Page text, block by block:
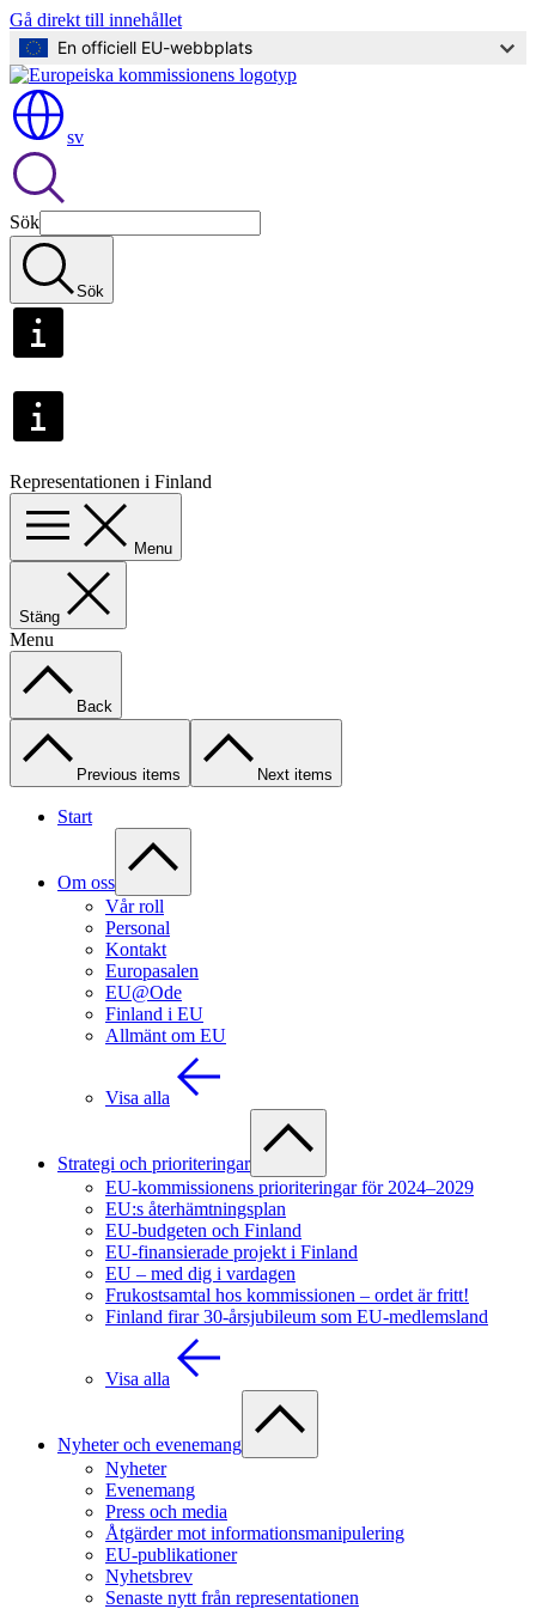
Gå direkt till innehållet
En officiell EU-webbplats
sv
Sök
Sök
Representationen i Finland
Menu
Stäng
Menu
Back
Previous items Next items
Start
Om oss
Vår roll
Personal
Kontakt
Europasalen
EU@Ode
Finland i EU
Allmänt om EU
Visa alla
Strategi och prioriteringar
EU-kommissionens prioriteringar för 2024–2029
EU:s återhämtningsplan
EU-budgeten och Finland
EU-finansierade projekt i Finland
EU – med dig i vardagen
Frukostsamtal hos kommissionen – ordet är fritt!
Finland firar 30-årsjubileum som EU-medlemsland
Visa alla
Nyheter och evenemang
Nyheter
Evenemang
Press och media
Åtgärder mot informationsmanipulering
EU-publikationer
Nyhetsbrev
Senaste nytt från representationen